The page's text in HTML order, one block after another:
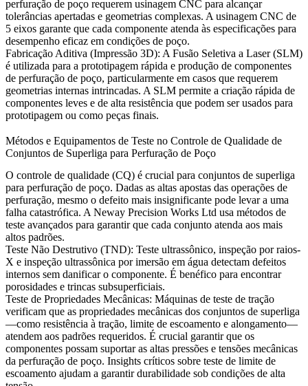
perfuração de poço requerem usinagem CNC para alcançar
tolerâncias apertadas e geometrias complexas. A usinagem CNC de
5 eixos garante que cada componente atenda às especificações para
desempenho eficaz em condições de poço.
Fabricação Aditiva (Impressão 3D): A Fusão Seletiva a Laser (SLM)
é utilizada para a prototipagem rápida e produção de componentes
de perfuração de poço, particularmente em casos que requerem
geometrias internas intrincadas. A SLM permite a criação rápida de
componentes leves e de alta resistência que podem ser usados para
prototipagem ou como peças finais.
Métodos e Equipamentos de Teste no Controle de Qualidade de
Conjuntos de Superliga para Perfuração de Poço
O controle de qualidade (CQ) é crucial para conjuntos de superliga
para perfuração de poço. Dadas as altas apostas das operações de
perfuração, mesmo o defeito mais insignificante pode levar a uma
falha catastrófica. A Neway Precision Works Ltd usa métodos de
teste avançados para garantir que cada conjunto atenda aos mais
altos padrões.
Teste Não Destrutivo (TND): Teste ultrassônico, inspeção por raios-
X e inspeção ultrassônica por imersão em água detectam defeitos
internos sem danificar o componente. É benéfico para encontrar
porosidades e trincas subsuperficiais.
Teste de Propriedades Mecânicas: Máquinas de teste de tração
verificam que as propriedades mecânicas dos conjuntos de superliga
—como resistência à tração, limite de escoamento e alongamento—
atendem aos padrões requeridos. É crucial garantir que os
componentes possam suportar as altas pressões e tensões mecânicas
da perfuração de poço. Insights críticos sobre teste de limite de
escoamento ajudam a garantir durabilidade sob condições de alta